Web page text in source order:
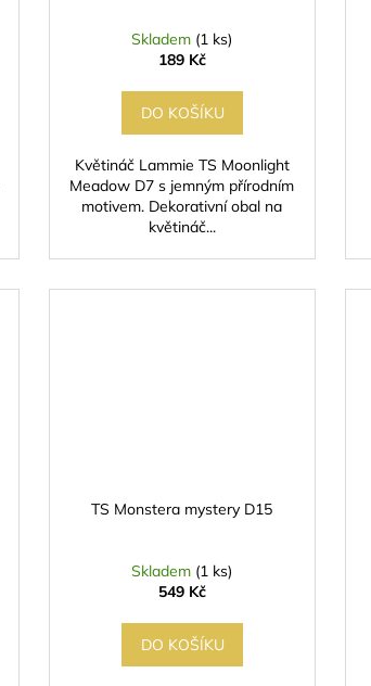
Skladem (1 ks)
189 Kč
DO KOŠÍKU
Květináč Lammie TS Moonlight
Meadow D7 s jemným přírodním
motivem. Dekorativní obal na
květináč...
TS Monstera mystery D15
Skladem (1 ks)
549 Kč
DO KOŠÍKU